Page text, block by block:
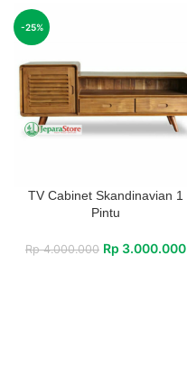
-25%
TV Cabinet Skandinavian 1
Pintu
Rp4.000.000 Rp 3.000.000